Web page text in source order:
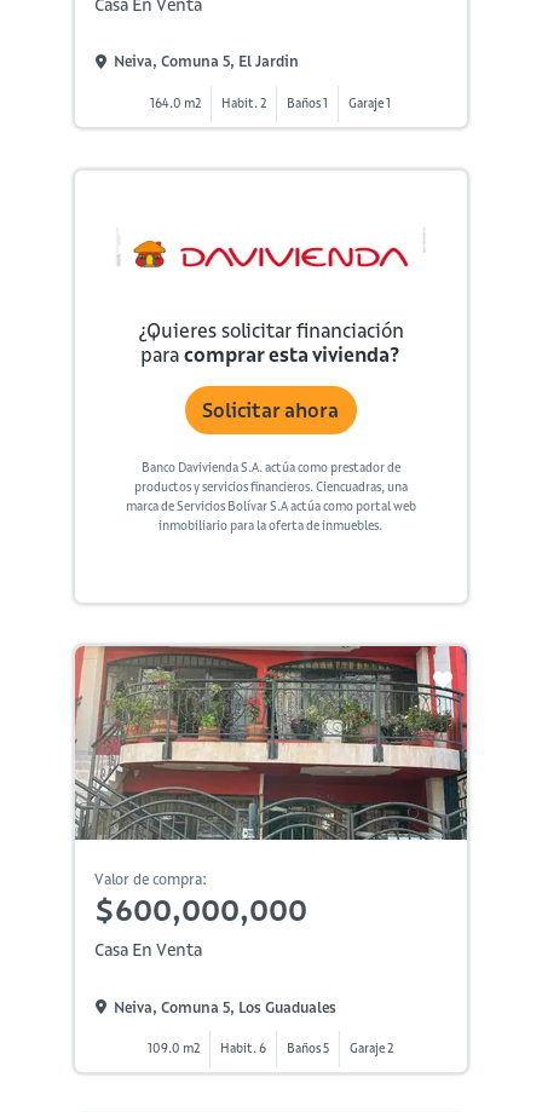
Casa En Venta
Neiva, Comuna 5, El Jardin
164.0 m2 Habit. 2 Baños 1 Garaje 1
¿Quieres solicitar financiación
paracomprar esta vivienda?
Solicitar ahora
Banco Davivienda S.A. actúa como prestador de
productos y servicios financieros. Ciencuadras, una
marca de Servicios Bolívar S.A actúa como portal web
inmobiliario para la oferta de inmuebles.
Valor de compra:
$600,000,000
Casa En Venta
Neiva, Comuna 5, Los Guaduales
109.0 m2 Habit. 6 Baños 5 Garaje 2